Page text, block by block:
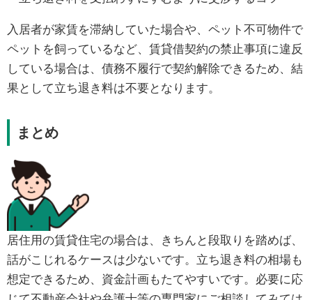
入居者が家賃を滞納していた場合や、ペット不可物件で
ペットを飼っているなど、賃貸借契約の禁止事項に違反
している場合は、債務不履行で契約解除できるため、結
果として立ち退き料は不要となります。
まとめ
居住用の賃貸住宅の場合は、きちんと段取りを踏めば、
話がこじれるケースは少ないです。立ち退き料の相場も
想定できるため、資金計画もたてやすいです。必要に応